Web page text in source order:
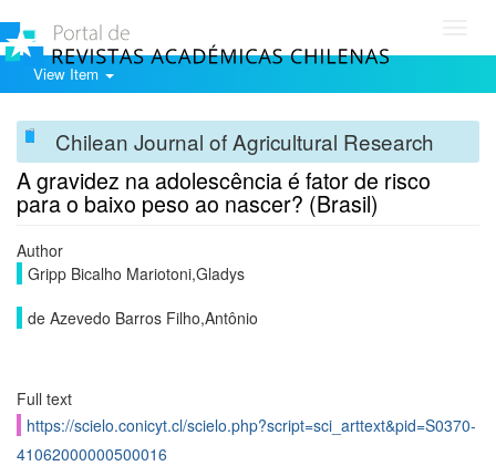
View Item
Chilean Journal of Agricultural Research
A gravidez na adolescência é fator de risco
para o baixo peso ao nascer? (Brasil)
Author
Gripp Bicalho Mariotoni,Gladys
de Azevedo Barros Filho,Antônio
Full text
https://scielo.conicyt.cl/scielo.php?script=sci_arttext&pid=S0370-
41062000000500016